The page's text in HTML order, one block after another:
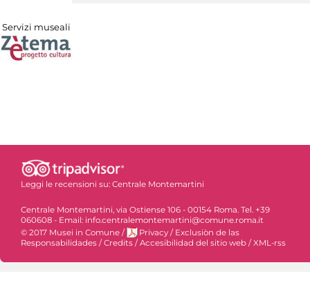
Servizi museali
Leggi le recensioni su: Centrale Montemartini
Centrale Montemartini, via Ostiense 106 - 00154 Roma. Tel. +39
060608 - Email: info.centralemontemartini@comune.roma.it
© 2017 Musei in Comune / Privacy / Exclusiòn de las
Responsabilidades / Credits / Accesibilidad del sitio web / XML-rss